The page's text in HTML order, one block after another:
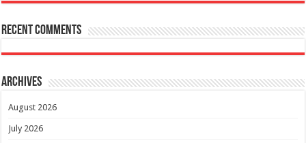
Recent Comments
Archives
August 2026
July 2026